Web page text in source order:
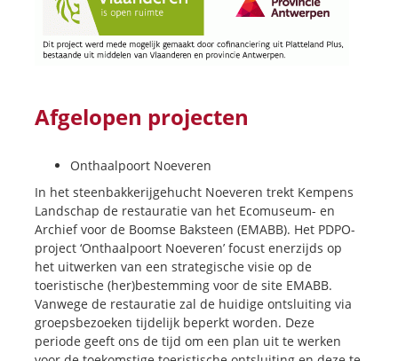
Afgelopen projecten
Onthaalpoort Noeveren
In het steenbakkerijgehucht Noeveren trekt Kempens
Landschap de restauratie van het Ecomuseum- en
Archief voor de Boomse Baksteen (EMABB). Het PDPO-
project ‘Onthaalpoort Noeveren’ focust enerzijds op
het uitwerken van een strategische visie op de
toeristische (her)bestemming voor de site EMABB.
Vanwege de restauratie zal de huidige ontsluiting via
groepsbezoeken tijdelijk beperkt worden. Deze
periode geeft ons de tijd om een plan uit te werken